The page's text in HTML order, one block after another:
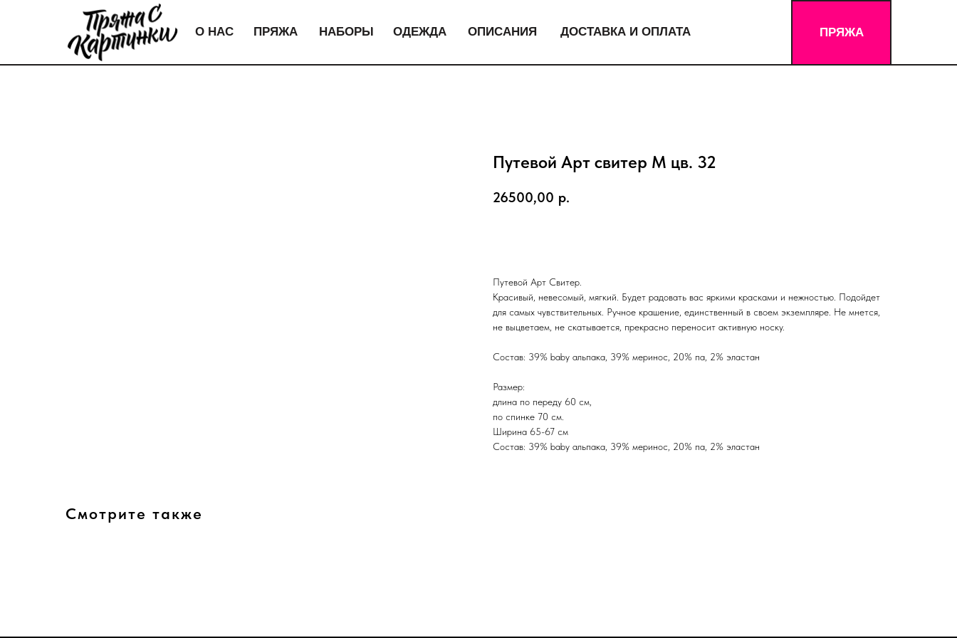
ПРЯЖА ОДЕЖДА
О НАС ПРЯЖА
НАБОРЫ ОПИСАНИЯ ДОСТАВКА И ОПЛАТА
Путевой Арт свитер М цв. 32
26500,00 р.
Путевой Арт Свитер.
Красивый, невесомый, мягкий. Будет радовать вас яркими красками и нежностью. Подойдет
для самых чувствительных. Ручное крашение, единственный в своем экземпляре. Не мнется,
не выцветаем, не скатывается, прекрасно переносит активную носку.
Состав: 39% baby альпака, 39% меринос, 20% па, 2% эластан
Размер:
длина по переду 60 см,
по спинке 70 см.
Ширина 65-67 см
Состав: 39% baby альпака, 39% меринос, 20% па, 2% эластан
Смотрите также